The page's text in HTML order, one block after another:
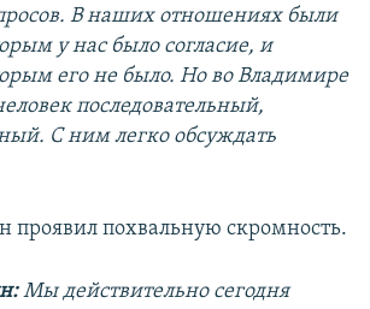
В наших отношениях были
у нас было согласие, и
его не было. Но во Владимире
последовательный,
С ним легко обсуждать
проявил похвальную скромность.
Мы действительно сегодня